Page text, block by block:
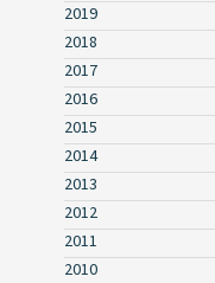
2019
2018
2017
2016
2015
2014
2013
2012
2011
2010